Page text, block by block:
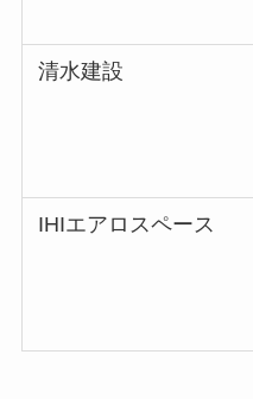
清水建設
IHIエアロスペース